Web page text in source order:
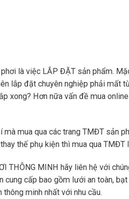
là việc LẮP ĐẶT sản phẩm.
lắp đặt chuyên nghiệp phải mất
xong? Hơn nữa vấn đề mua
mua qua các trang TMĐT sản
thế phụ kiện thì mua qua TMĐT
THÔNG MINH hãy liên hệ với
cấp bao gồm lưới an toàn,
minh nhất với nhu cầu.